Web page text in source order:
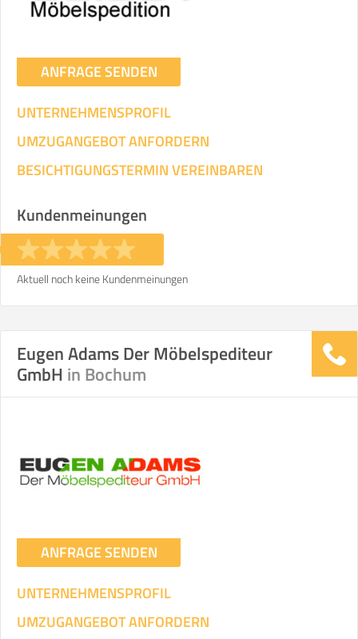
ANFRAGE SENDEN
UNTERNEHMENSPROFIL
UMZUGANGEBOT ANFORDERN
BESICHTIGUNGSTERMIN VEREINBAREN
Kundenmeinungen
Aktuell noch keine Kundenmeinungen
Eugen Adams Der Möbelspediteur
GmbH in Bochum
ANFRAGE SENDEN
UNTERNEHMENSPROFIL
UMZUGANGEBOT ANFORDERN